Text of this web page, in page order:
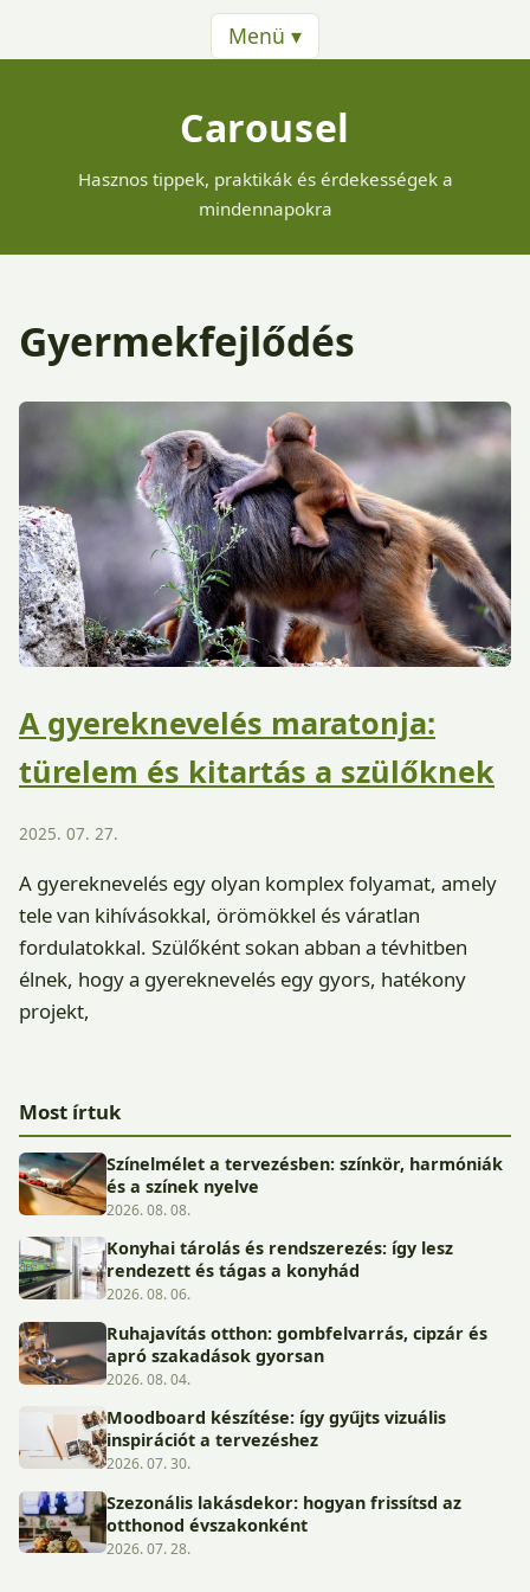
Menü ▾
Carousel
Hasznos tippek, praktikák és érdekességek a
mindennapokra
Gyermekfejlődés
A gyereknevelés maratonja:
türelem és kitartás a szülőknek
2025. 07. 27.
A gyereknevelés egy olyan komplex folyamat, amely
tele van kihívásokkal, örömökkel és váratlan
fordulatokkal. Szülőként sokan abban a tévhitben
élnek, hogy a gyereknevelés egy gyors, hatékony
projekt,
Most írtuk
Színelmélet a tervezésben: színkör, harmóniák
és a színek nyelve
2026. 08. 08.
Konyhai tárolás és rendszerezés: így lesz
rendezett és tágas a konyhád
2026. 08. 06.
Ruhajavítás otthon: gombfelvarrás, cipzár és
apró szakadások gyorsan
2026. 08. 04.
Moodboard készítése: így gyűjts vizuális
inspirációt a tervezéshez
2026. 07. 30.
Szezonális lakásdekor: hogyan frissítsd az
otthonod évszakonként
2026. 07. 28.